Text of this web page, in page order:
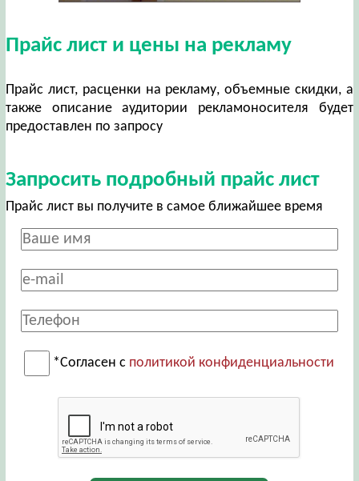
Прайс лист и цены на рекламу
Прайс лист, расценки на рекламу, объемные скидки, а
также описание аудитории рекламоносителя будет
предоставлен по запросу
Запросить подробный прайс лист
Прайс лист вы получите в самое ближайшее время
*Согласен с политикой конфиденциальности